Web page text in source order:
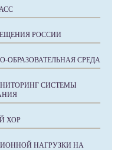
РОССИИ
СРЕДА
СИСТЕМЫ
ХОР
НАГРУЗКИ НА